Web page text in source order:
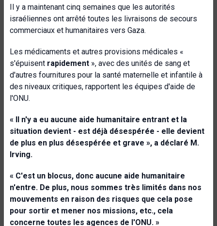
Il y a maintenant cinq semaines que les autorités
israéliennes ont arrêté toutes les livraisons de secours
commerciaux et humanitaires vers Gaza.
Les médicaments et autres provisions médicales «
s'épuisent rapidement », avec des unités de sang et
d'autres fournitures pour la santé maternelle et infantile à
des niveaux critiques, rapportent les équipes d'aide de
l'ONU.
« Il n'y a eu aucune aide humanitaire entrant et la
situation devient - est déjà désespérée - elle devient
de plus en plus désespérée et grave », a déclaré M.
Irving.
« C'est un blocus, donc aucune aide humanitaire
n'entre. De plus, nous sommes très limités dans nos
mouvements en raison des risques que cela pose
pour sortir et mener nos missions, etc., cela
concerne toutes les agences de l'ONU. »